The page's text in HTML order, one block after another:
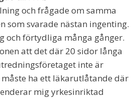
och frågade om samma
som svarade nästan ingenting.
och förtydliga många gånger.
att det där 20 sidor långa
inte är
ha ett läkarutlåtande där
mig yrkesinriktad